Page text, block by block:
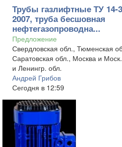
Трубы газлифтные ТУ 14-
2007, труба бесшовная
нефтегазопроводна...
Предложение
Свердловская обл., Тюменская
Саратовская обл., Москва и
и Ленингр. обл.
Андрей Грибов
Сегодня в 12:59